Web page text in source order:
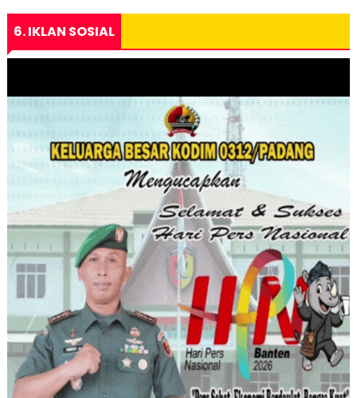
6. IKLAN SOSIAL